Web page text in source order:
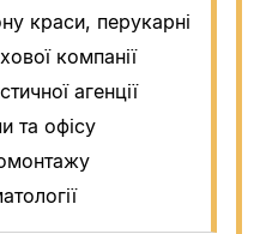
краси, перукарні
компанії
агенції
та офісу